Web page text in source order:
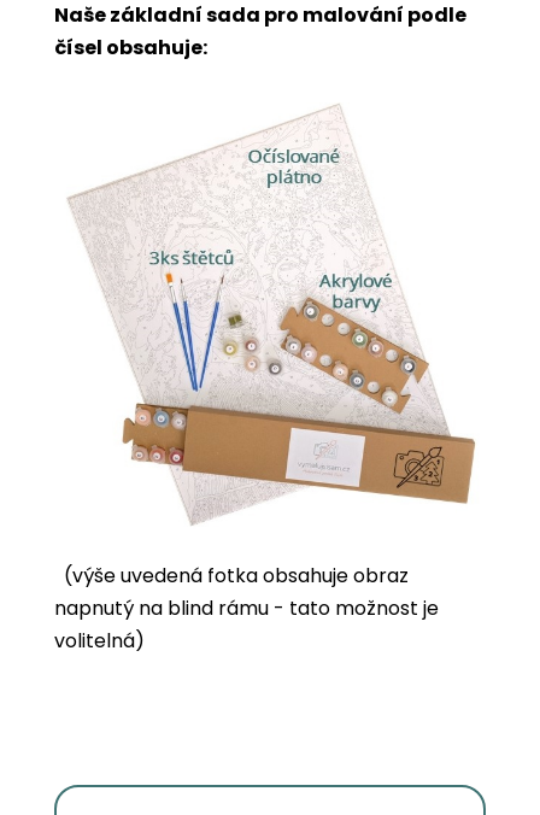
Naše základní sada pro malování podle
čísel obsahuje:
(výše uvedená fotka obsahuje obraz
napnutý na blind rámu - tato možnost je
volitelná)